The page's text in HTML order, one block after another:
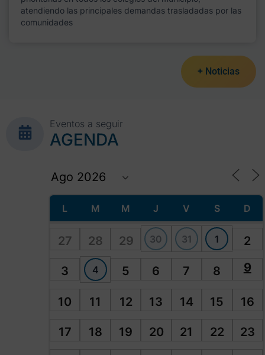
atendiendo las principales demandas trasladadas por las
comunidades
+ Noticias
Eventos a seguir
AGENDA
L M M J V S D
27 28 29 30 31 1 2
3 4 5 6 7 8 9
10 11 12 13 14 15 16
17 18 19 20 21 22 23